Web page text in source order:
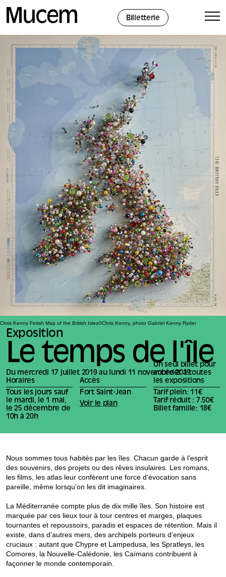
Billetterie
Exposition
Le temps de l'île
Du mercredi 17 juillet 2019 au lundi 11 novembre 2019
Horaires
Tous les jours sauf
le mardi, le 1 mai,
le 25 décembre de
10h à 20h
Accès
Fort Saint-Jean
Voir le plan
Un seul billet pour
accéder à toutes
les expositions
Tarif plein: 11€
Tarif réduit : 7.50€
Billet famille: 18€
Chris Kenny Fetish Map of the British Isles©Chris Kenny, photo Gabriel Kenny Ryder
Nous sommes tous habités par les îles. Chacun garde à l’esprit
des souvenirs, des projets ou des rêves insulaires. Les romans,
les films, les atlas leur confèrent une force d’évocation sans
pareille, même lorsqu’on les dit imaginaires.
La Méditerranée compte plus de dix mille îles. Son histoire est
marquée par ces lieux tour à tour centres et marges, plaques
tournantes et repoussoirs, paradis et espaces de rétention. Mais il
existe, dans d’autres mers, des archipels porteurs d’enjeux
cruciaux : autant que Chypre et Lampedusa, les Spratleys, les
Comores, la Nouvelle-Calédonie, les Caïmans contribuent à
façonner le monde contemporain.